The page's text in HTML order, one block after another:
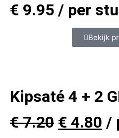
€ 9.95 / per
Bekijk
Kipsaté 4 + 2
€7.20 € 4.80 /